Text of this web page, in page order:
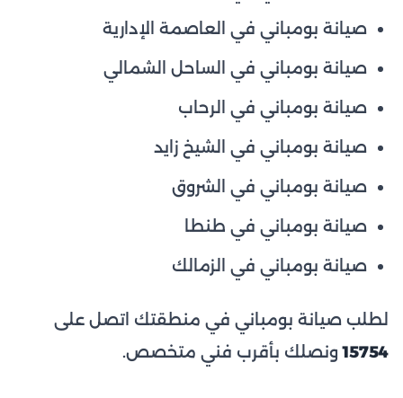
صيانة بومباني في العاصمة الإدارية
صيانة بومباني في الساحل الشمالي
صيانة بومباني في الرحاب
صيانة بومباني في الشيخ زايد
صيانة بومباني في الشروق
صيانة بومباني في طنطا
صيانة بومباني في الزمالك
لطلب صيانة بومباني في منطقتك اتصل على
15754ونصلك بأقرب فني متخصص.